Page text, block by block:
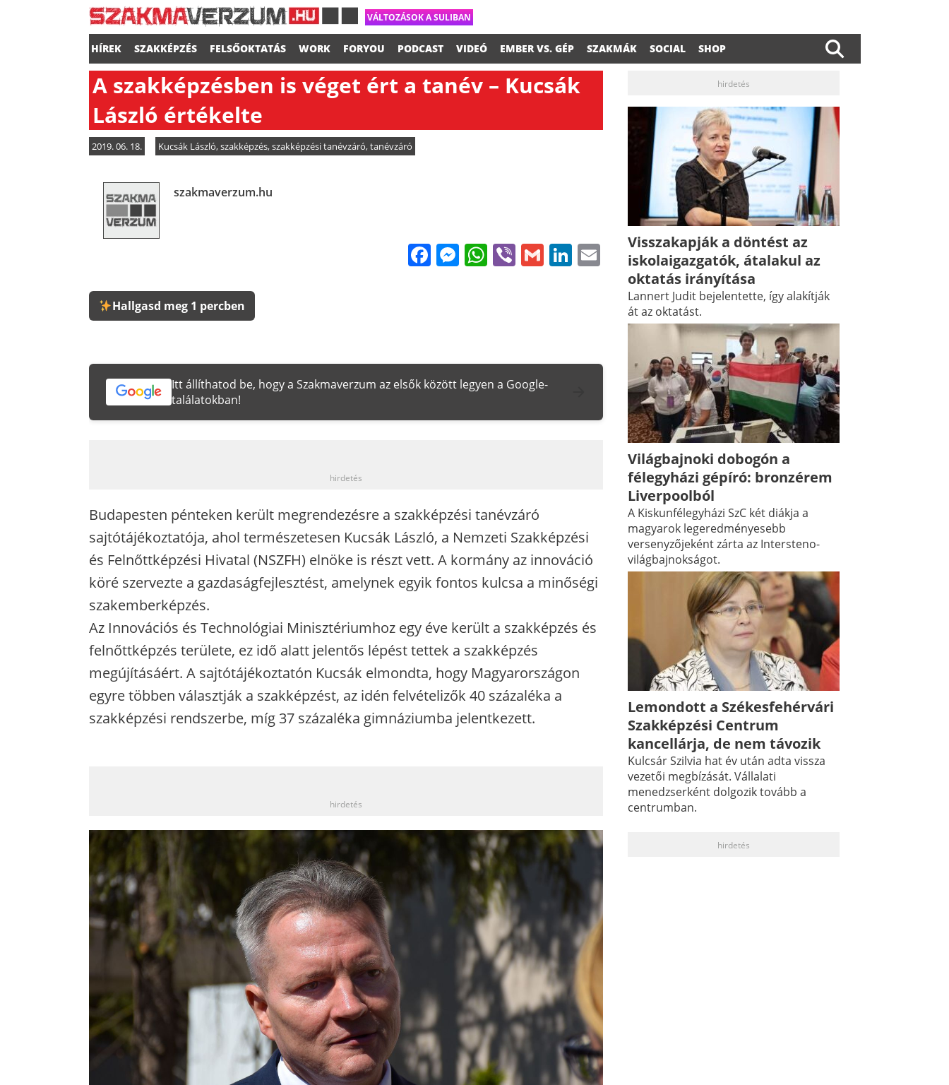
VÁLTOZÁSOK A SULIBAN
HÍREK SZAKKÉPZÉS FELSŐOKTATÁS WORK FORYOU PODCAST VIDEÓ EMBER VS. GÉP SZAKMÁK SOCIAL SHOP
A szakképzésben is véget ért a tanév – Kucsák
László értékelte
2019. 06. 18. Kucsák László,szakképzés,szakképzési tanévzáró,tanévzáró
szakmaverzum.hu
Facebook
Messenger
WhatsApp
ViberGmailLinkedIn
Email
Hallgasd meg 1 percben
Itt állíthatod be, hogy a Szakmaverzum az elsők között legyen a Google-
találatokban!
hirdetés
Budapesten pénteken került megrendezésre a szakképzési tanévzáró
sajtótájékoztatója, ahol természetesen Kucsák László, a Nemzeti Szakképzési
és Felnőttképzési Hivatal (NSZFH) elnöke is részt vett. A kormány az innováció
köré szervezte a gazdaságfejlesztést, amelynek egyik fontos kulcsa a minőségi
szakemberképzés.
Az Innovációs és Technológiai Minisztériumhoz egy éve került a szakképzés és
felnőttképzés területe, ez idő alatt jelentős lépést tettek a szakképzés
megújításáért. A sajtótájékoztatón Kucsák elmondta, hogy Magyarországon
egyre többen választják a szakképzést, az idén felvételizők 40 százaléka a
szakképzési rendszerbe, míg 37 százaléka gimnáziumba jelentkezett.
hirdetés
hirdetés
Visszakapják a döntést az
iskolaigazgatók, átalakul az
oktatás irányítása
Lannert Judit bejelentette, így alakítják
át az oktatást.
Világbajnoki dobogón a
félegyházi gépíró: bronzérem
Liverpoolból
A Kiskunfélegyházi SzC két diákja a
magyarok legeredményesebb
versenyzőjeként zárta az Intersteno-
világbajnokságot.
Lemondott a Székesfehérvári
Szakképzési Centrum
kancellárja, de nem távozik
Kulcsár Szilvia hat év után adta vissza
vezetői megbízását. Vállalati
menedzserként dolgozik tovább a
centrumban.
hirdetés